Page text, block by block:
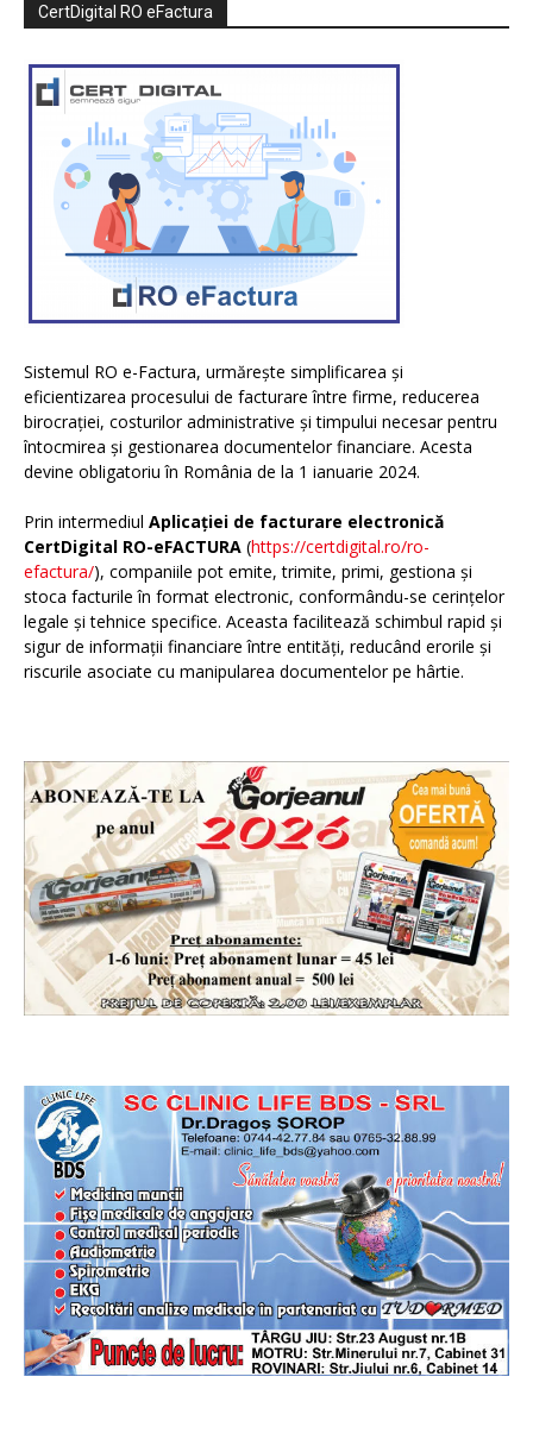
CertDigital RO eFactura
Sistemul RO e-Factura, urmărește simplificarea și
eficientizarea procesului de facturare între firme, reducerea
birocrației, costurilor administrative și timpului necesar pentru
întocmirea și gestionarea documentelor financiare. Acesta
devine obligatoriu în România de la 1 ianuarie 2024.
Prin intermediul Aplicației de facturare electronică
CertDigital RO-eFACTURA (https://certdigital.ro/ro-
efactura/), companiile pot emite, trimite, primi, gestiona și
stoca facturile în format electronic, conformându-se cerințelor
legale și tehnice specifice. Aceasta facilitează schimbul rapid și
sigur de informații financiare între entități, reducând erorile și
riscurile asociate cu manipularea documentelor pe hârtie.